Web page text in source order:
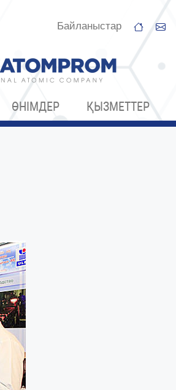
Байланыстар
ӨНІМДЕР ҚЫЗМЕТТЕР